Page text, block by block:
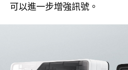
可以進一步增強訊號。